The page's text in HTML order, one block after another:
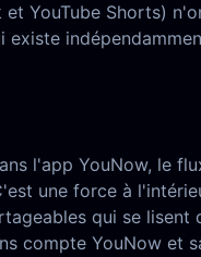
YouTube Shorts)
l'app YouNow, le
une force à
qui se
compte YouNow